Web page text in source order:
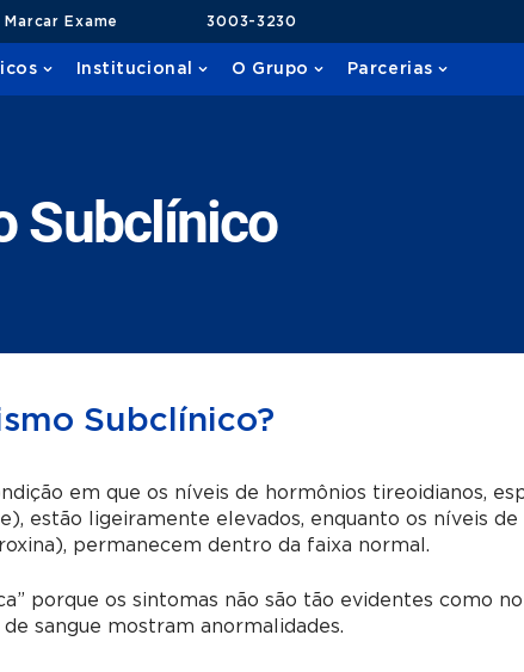
Marcar Exame 3003-3230
Institucional O Grupo Parcerias
Subclínico
Subclínico?
em que os níveis de hormônios tireoidianos,
estão ligeiramente elevados, enquanto os níveis de
permanecem dentro da faixa normal.
porque os sintomas não são tão evidentes como
sangue mostram anormalidades.